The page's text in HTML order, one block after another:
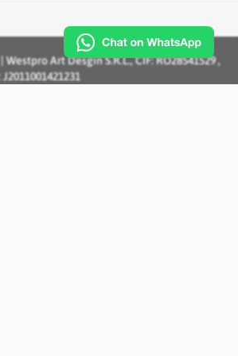
Westpro Art Desgin S.R.L., CIF: RO28541529 ,